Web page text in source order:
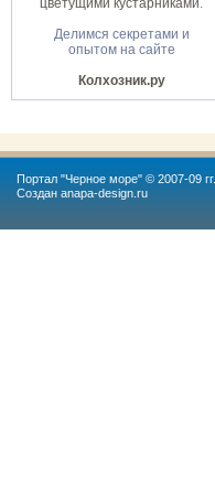
цветущими кустарниками.
Делимся секретами и
опытом на сайте
Колхозник.ру
Портал "Черное море" © 2007-09 гг.
Создан anapa-design.ru